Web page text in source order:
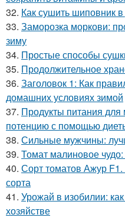
32. Как сушить шиповник
33. Заморозка моркови:
зиму
34. Простые способы
35. Продолжительное
36. Заголовок 1: Как
домашних условиях зимой
37. Продукты питания для
потенцию с помощью
38. Сильные мужчины:
39. Томат малиновое
40. Сорт томатов Ажур F1.
сорта
41. Урожай в изобилии:
хозяйстве